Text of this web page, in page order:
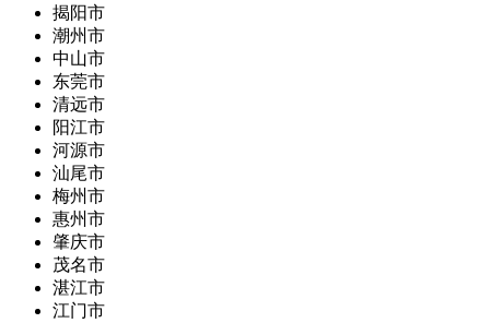
揭阳市
潮州市
中山市
东莞市
清远市
阳江市
河源市
汕尾市
梅州市
惠州市
肇庆市
茂名市
湛江市
江门市